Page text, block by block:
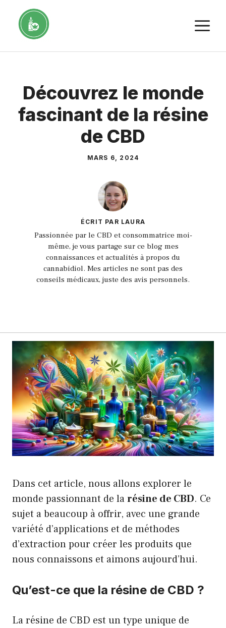
contenu
Découvrez le monde
fascinant de la résine
de CBD
MARS 6, 2024
ÉCRIT PAR LAURA
Passionnée par le CBD et consommatrice moi-
même, je vous partage sur ce blog mes
connaissances et actualités à propos du
cannabidiol. Mes articles ne sont pas des
conseils médicaux, juste des avis personnels.
Dans cet article, nous allons explorer le
monde passionnant de larésine de CBD. Ce
sujet a beaucoup à offrir, avec une grande
variété d’applications et de méthodes
d’extraction pour créer les produits que
nous connaissons et aimons aujourd’hui.
Qu’est-ce que la résine de CBD ?
La résine de CBD est un type unique de